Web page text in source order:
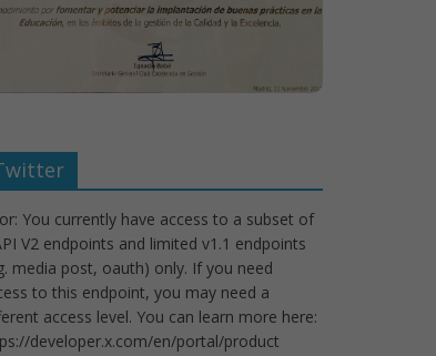
You currently have access to a subset of
V2 endpoints and limited v1.1 endpoints
media post, oauth) only. If you need
to this endpoint, you may need a
access level. You can learn more here:
developer.x.com/en/portal/product